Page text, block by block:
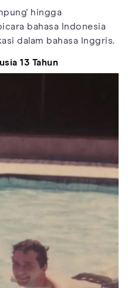
hingga
bahasa Indonesia
dalam bahasa Inggris.
13 Tahun